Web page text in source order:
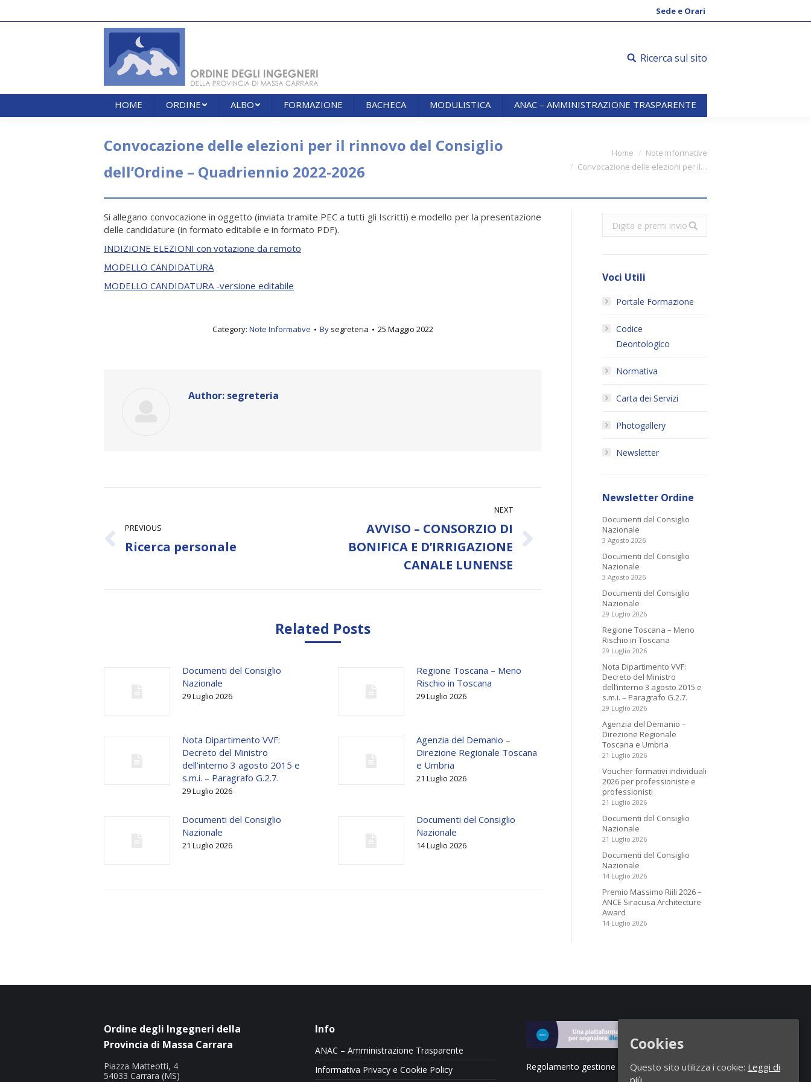
Sede e Orari
Ricerca sul sito
HOME ORDINE ALBO FORMAZIONE BACHECA MODULISTICA ANAC – AMMINISTRAZIONE TRASPARENTE
Convocazione delle elezioni per il rinnovo del Consiglio
dell’Ordine – Quadriennio 2022-2026
Home
Note Informative
Convocazione delle elezioni per il…
Si allegano convocazione in oggetto (inviata tramite PEC a tutti gli Iscritti) e modello per la presentazione
delle candidature (in formato editabile e in formato PDF).
INDIZIONE ELEZIONI con votazione da remoto
MODELLO CANDIDATURA
MODELLO CANDIDATURA -versione editabile
Category: Note Informative By segreteria 25 Maggio 2022
Author: segreteria
PREVIOUS
Previous
Ricerca personale
NEXT
Next
AVVISO – CONSORZIO DI
BONIFICA E D’IRRIGAZIONE
CANALE LUNENSE
Related Posts
Documenti del Consiglio
Nazionale
29 Luglio 2026
Regione Toscana – Meno
Rischio in Toscana
29 Luglio 2026
Nota Dipartimento VVF:
Decreto del Ministro
dell’interno 3 agosto 2015 e
s.m.i. – Paragrafo G.2.7.
29 Luglio 2026
Agenzia del Demanio –
Direzione Regionale Toscana
e Umbria
21 Luglio 2026
Documenti del Consiglio
Nazionale
21 Luglio 2026
Documenti del Consiglio
Nazionale
14 Luglio 2026
Search:
Voci Utili
Portale Formazione
Codice
Deontologico
Normativa
Carta dei Servizi
Photogallery
Newsletter
Newsletter Ordine
Documenti del Consiglio
Nazionale
3 Agosto 2026
Documenti del Consiglio
Nazionale
3 Agosto 2026
Documenti del Consiglio
Nazionale
29 Luglio 2026
Regione Toscana – Meno
Rischio in Toscana
29 Luglio 2026
Nota Dipartimento VVF:
Decreto del Ministro
dell’interno 3 agosto 2015 e
s.m.i. – Paragrafo G.2.7.
29 Luglio 2026
Agenzia del Demanio –
Direzione Regionale
Toscana e Umbria
21 Luglio 2026
Voucher formativi individuali
2026 per professioniste e
professionisti
21 Luglio 2026
Documenti del Consiglio
Nazionale
21 Luglio 2026
Documenti del Consiglio
Nazionale
14 Luglio 2026
Premio Massimo Riili 2026 –
ANCE Siracusa Architecture
Award
14 Luglio 2026
Ordine degli Ingegneri della
Provincia di Massa Carrara
Piazza Matteotti, 4
54033 Carrara (MS)
Info
ANAC – Amministrazione Trasparente
Informativa Privacy e Cookie Policy
Regolamento gestione segnalazioni di illeciti
Cookies
Questo sito utilizza i cookie: Leggi di
ANAC – AMMINISTRAZIONE TRASPARENTE